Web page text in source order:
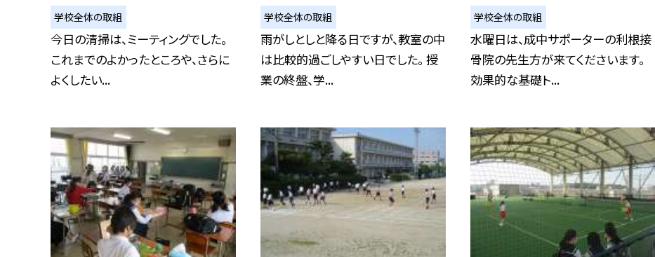
学校全体の取組
今日の清掃は、ミーティングでした。
これまでのよかったところや、さらに
よくしたい...
学校全体の取組
雨がしとしと降る日ですが、教室の中
は比較的過ごしやすい日でした。 授
業の終盤、学...
学校全体の取組
水曜日は、成中サポーターの利根接
骨院の先生方が来てくださいます。
効果的な基礎ト...